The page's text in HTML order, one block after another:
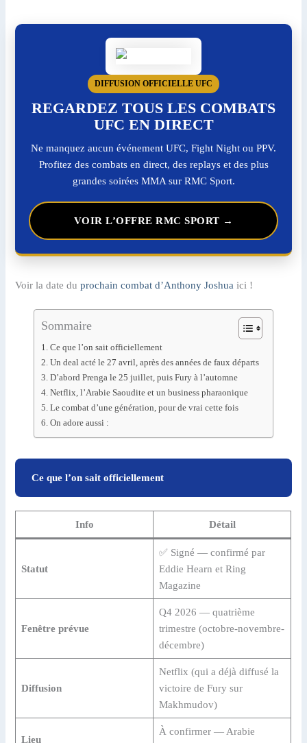
DIFFUSION OFFICIELLE UFC
REGARDEZ TOUS LES COMBATS
UFC EN DIRECT
Ne manquez aucun événement UFC, Fight Night ou PPV.
Profitez des combats en direct, des replays et des plus
grandes soirées MMA sur RMC Sport.
VOIR L’OFFRE RMC SPORT →
Voir la date duprochain combat d’Anthony Joshua ici !
Sommaire
Ce que l’on sait officiellement
Un deal acté le 27 avril, après des années de faux départs
D’abord Prenga le 25 juillet, puis Fury à l’automne
Netflix, l’Arabie Saoudite et un business pharaonique
Le combat d’une génération, pour de vrai cette fois
On adore aussi :
Ce que l’on sait officiellement
Info Détail
Statut
✅ Signé — confirmé par
Eddie Hearn et Ring
Magazine
Fenêtre prévue
Q4 2026 — quatrième
trimestre (octobre-novembre-
décembre)
Diffusion
Netflix (qui a déjà diffusé la
victoire de Fury sur
Makhmudov)
Lieu
À confirmer — Arabie